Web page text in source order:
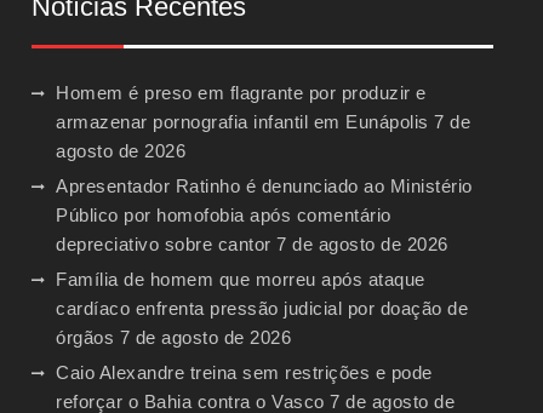
Notícias Recentes
Homem é preso em flagrante por produzir e
armazenar pornografia infantil em Eunápolis 7 de
agosto de 2026
Apresentador Ratinho é denunciado ao Ministério
Público por homofobia após comentário
depreciativo sobre cantor 7 de agosto de 2026
Família de homem que morreu após ataque
cardíaco enfrenta pressão judicial por doação de
órgãos 7 de agosto de 2026
Caio Alexandre treina sem restrições e pode
reforçar o Bahia contra o Vasco 7 de agosto de